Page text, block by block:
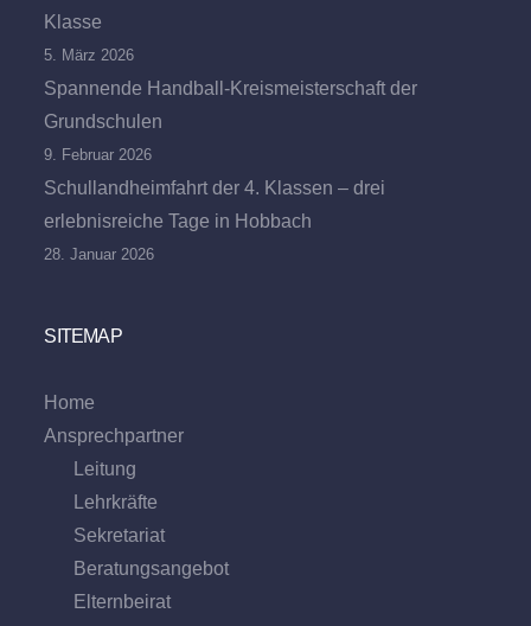
Klasse
5. März 2026
Spannende Handball-Kreismeisterschaft der
Grundschulen
9. Februar 2026
Schullandheimfahrt der 4. Klassen – drei
erlebnisreiche Tage in Hobbach
28. Januar 2026
SITEMAP
Home
Ansprechpartner
Leitung
Lehrkräfte
Sekretariat
Beratungs­angebot
Eltern­beirat